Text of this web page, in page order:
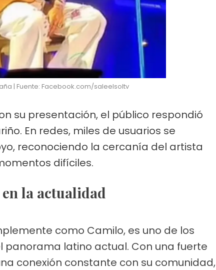
| Fuente: Facebook.com/saleelsoltv
su presentación, el público respondió
En redes, miles de usuarios se
reconociendo la cercanía del artista
difíciles.
en la actualidad
como Camilo, es uno de los
latino actual. Con una fuerte
conexión constante con su comunidad,